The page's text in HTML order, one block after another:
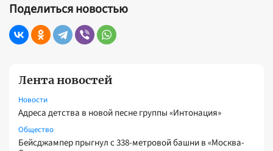
Лента новостей
Новости
Адреса детства в новой песне группы «Интонация»
Общество
Бейсджампер прыгнул с 338-метровой башни в «Москва-
Поделиться новостью